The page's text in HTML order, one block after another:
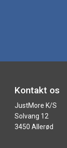
Kontakt os
JustMore K/S
Solvang 12
3450 Allerød